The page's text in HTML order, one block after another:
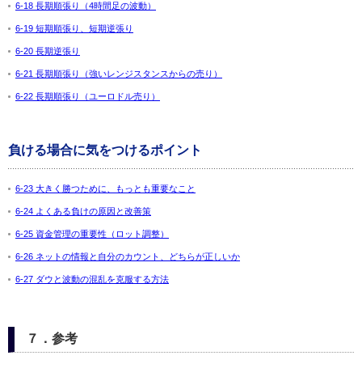
6-18 長期順張り（4時間足の波動）
6-19 短期順張り、短期逆張り
6-20 長期逆張り
6-21 長期順張り（強いレンジスタンスからの売り）
6-22 長期順張り（ユーロドル売り）
負ける場合に気をつけるポイント
6-23 大きく勝つために、もっとも重要なこと
6-24 よくある負けの原因と改善策
6-25 資金管理の重要性（ロット調整）
6-26 ネットの情報と自分のカウント、どちらが正しいか
6-27 ダウと波動の混乱を克服する方法
７．参考